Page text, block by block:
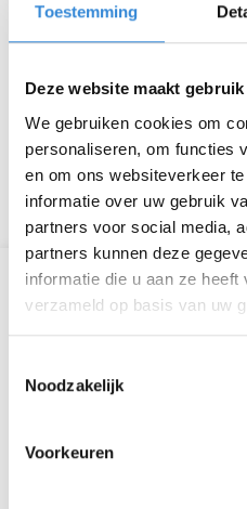
Toestemming
Deze website maakt
We gebruiken cookies om
personaliseren, om functies
en om ons websiteverkeer
informatie over uw gebruik
partners voor social media,
partners kunnen deze
informatie die u aan ze
verzameld op basis van uw
Noodzakelijk
Voorkeuren
Informatie
Datum
wo 22 sep.
Tijd
13:30 - 14:30
Locatie
uitzending!
Even ontspannen met
Ideeën voor een
opmerkingen, feedback
Studio@aveleijn.nl.